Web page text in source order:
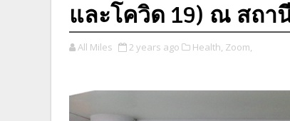
และโควิด 19) ณ สถา
All Miles 2 years ago Health, Zoom,